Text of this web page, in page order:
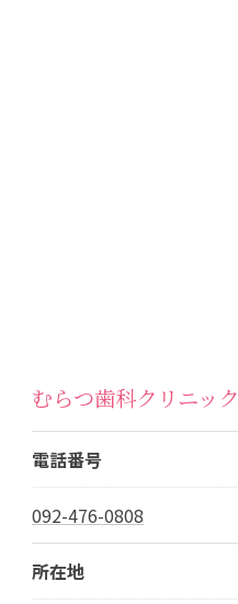
むらつ歯科クリニック
電話番号
092-476-0808
所在地